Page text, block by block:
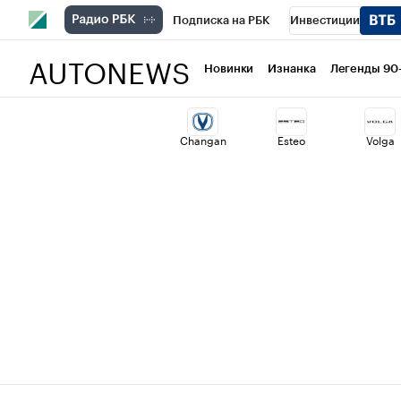
Подписка на РБК Инвестиции
Национальные проекты Город
Кредитные рейтинги Франшизы
AUTONEWS Новинки Изнанка Легенды
Changan Esteo Volga